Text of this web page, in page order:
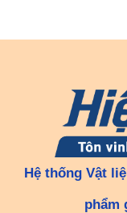
Hệ thống Vật
phẩm